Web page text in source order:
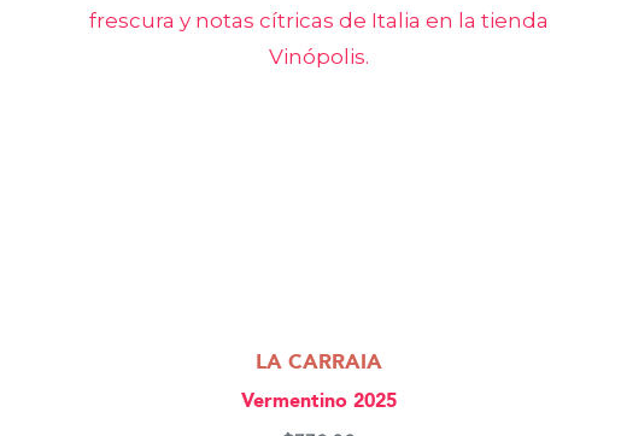
LA CARRAIA
Vermentino 2025